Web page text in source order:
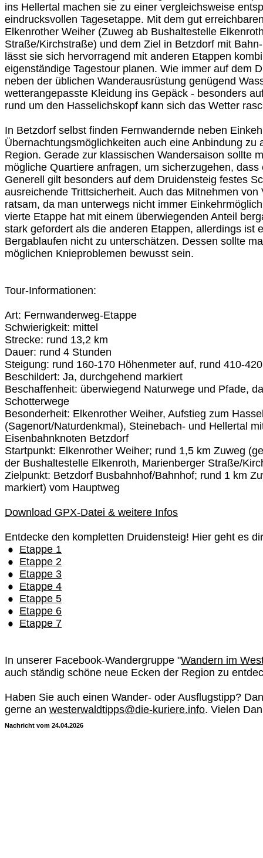
ins Hellertal machen sie zu einer vergleichsweise
eindrucksvollen Tagesetappe. Mit dem gut
Elkenrother Weiher (Zuweg ab Bushaltestelle
Straße/Kirchstraße) und dem Ziel in Betzdorf mit
lässt sie sich hervorragend mit anderen Etappen
eigenständige Tagestour planen. Wie immer auf dem
neben der üblichen Wanderausrüstung genügend
wetterangepasste Kleidung ins Gepäck - besonders
rund um den Hasselichskopf kann sich das Wetter
In Betzdorf selbst finden Fernwandernde neben
Übernachtungsmöglichkeiten auch eine Anbindung zu
Region. Gerade zur klassischen Wandersaison sollte
mögliche Quartiere anfragen, um sicherzugehen,
Generell gilt besonders auf dem Druidensteig festes
ausreichende Trittsicherheit. Auch das Mitnehmen von
ratsam, da man unterwegs nicht immer
vierte Etappe hat mit einem überwiegenden Anteil
stark gefordert als die anderen Etappen, allerdings ist
Bergablaufen nicht zu unterschätzen. Dessen sollte
möglichen Knieproblemen bewusst sein.
Tour-Informationen:
Art: Fernwanderweg‑Etappe
Schwierigkeit: mittel
Strecke: rund 13,2 km
Dauer: rund 4 Stunden
Steigung: rund 160-170 Höhenmeter auf, rund 410-
Beschildert: Ja, durchgehend markiert
Beschaffenheit: überwiegend Naturwege und Pfade,
Schotterwege
Besonderheit: Elkenrother Weiher, Aufstieg zum
(Sagenort/Naturdenkmal), Steinebach‑ und Hellertal
Eisenbahnknoten Betzdorf
Startpunkt: Elkenrother Weiher; rund 1,5 km Zuweg
der Bushaltestelle Elkenroth, Marienberger Straße/
Zielpunkt: Betzdorf Busbahnhof/Bahnhof; rund 1 km
markiert) vom Hauptweg
Download GPX-Datei & weitere Infos
Entdecke den kompletten Druidensteig! Hier geht es
Etappe 1
Etappe 2
Etappe 3
Etappe 4
Etappe 5
Etappe 6
Etappe 7
In unserer Facebook-Wandergruppe "Wandern im
auch ständig schöne neue Ecken der Region zu
Haben Sie auch einen Wander- oder Ausflugstipp?
gerne an westerwaldtipps@die-kuriere.info. Vielen
Nachricht vom 24.04.2026